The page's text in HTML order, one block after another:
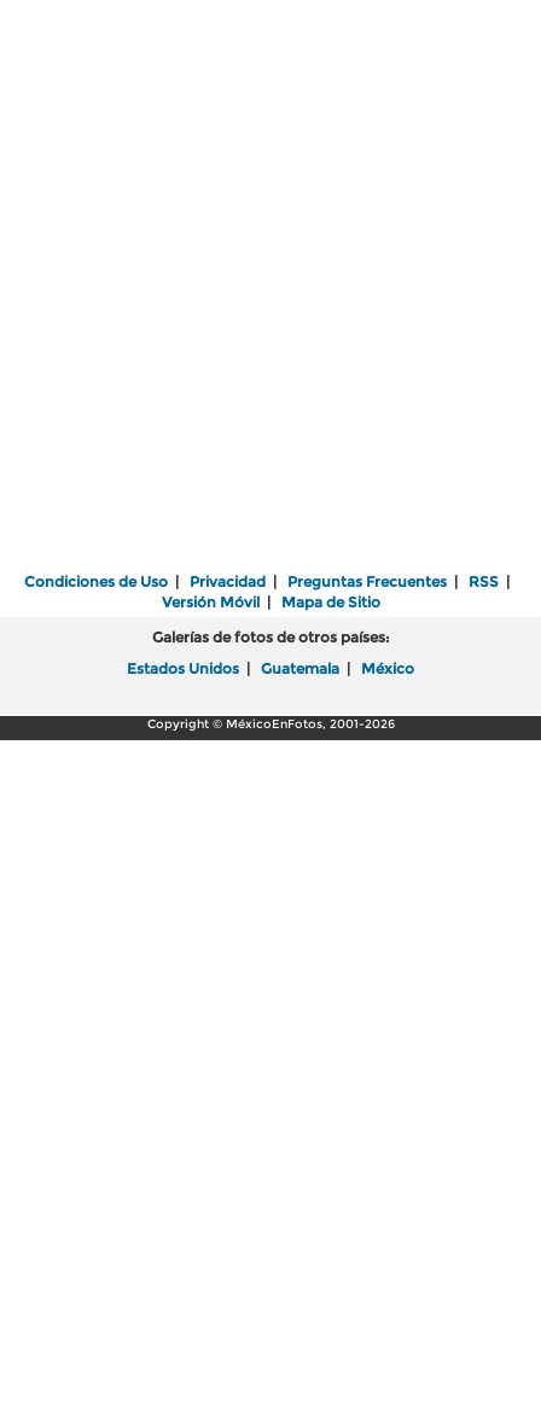
Condiciones de Uso | Privacidad | Preguntas Frecuentes | RSS |
Versión Móvil| Mapa de Sitio
Galerías de fotos de otros países:
Estados Unidos | Guatemala | México
Copyright © MéxicoEnFotos, 2001-2026